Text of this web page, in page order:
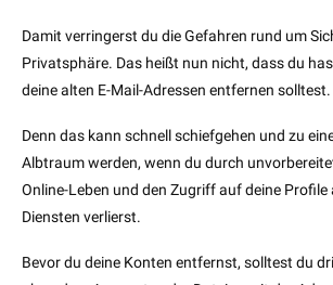
Damit verringerst du die Gefahren rund um
Privatsphäre. Das heißt nun nicht, dass du
deine alten E-Mail-Adressen entfernen solltest.
Denn das kann schnell schiefgehen und zu
Albtraum werden, wenn du durch
Online-Leben und den Zugriff auf deine Profile
Diensten verlierst.
Bevor du deine Konten entfernst, solltest du